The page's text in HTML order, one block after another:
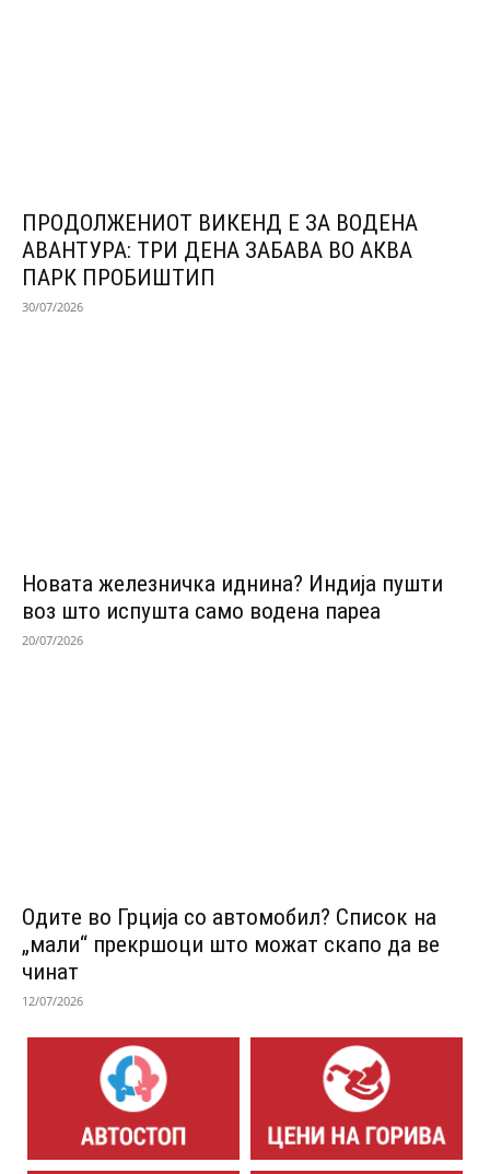
ПРОДОЛЖЕНИОТ ВИКЕНД Е ЗА ВОДЕНА
АВАНТУРА: ТРИ ДЕНА ЗАБАВА ВО АКВА
ПАРК ПРОБИШТИП
30/07/2026
Новата железничка иднина? Индија пушти
воз што испушта само водена пареа
20/07/2026
Одитe во Грција со автомобил? Список на
„мали“ прекршоци што можат скапо да ве
чинат
12/07/2026